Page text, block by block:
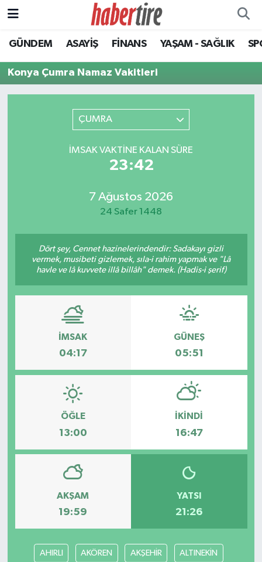
GÜNDEM ASAYİŞ FİNANS YAŞAM - SAĞLIK
Konya Çumra Namaz Vakitleri
ÇUMRA
İMSAK VAKTINE KALAN SÜRE
23:42
7 Ağustos 2026
24 Safer 1448
Dört şey, Cennet hazinelerindendir: Sadakayı gizli
vermek, musibeti gizlemek, sıla-i rahim yapmak ve "Lâ
havle ve lâ kuvvete illâ billâh" demek. (Hadis-i şerif)
İMSAK
04:17
GÜNEŞ
05:51
ÖĞLE
13:00
İKINDI
16:47
AKŞAM
19:59
YATSI
21:26
AHIRLI AKÖREN AKŞEHİR ALTINEKİN
Tire Nöbetçi Eczaneler
Tire Hava Durumu
Son Dakika Haberleri